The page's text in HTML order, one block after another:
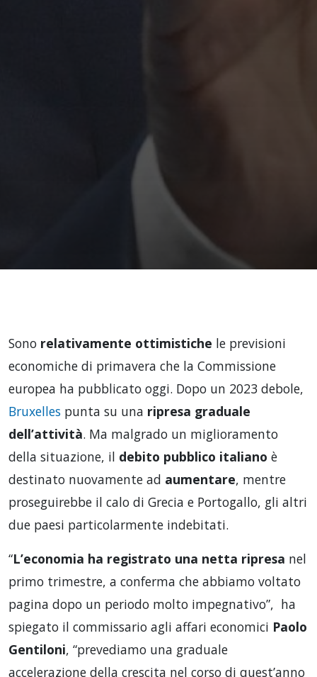
Sono relativamente ottimistiche le previsioni
economiche di primavera che la Commissione
europea ha pubblicato oggi. Dopo un 2023 debole,
Bruxelles punta su una ripresa graduale
dell’attività. Ma malgrado un miglioramento
della situazione, il debito pubblico italiano è
destinato nuovamente ad aumentare, mentre
proseguirebbe il calo di Grecia e Portogallo, gli altri
due paesi particolarmente indebitati.
“L’economia ha registrato una netta ripresa nel
primo trimestre, a conferma che abbiamo voltato
pagina dopo un periodo molto impegnativo”, ha
spiegato il commissario agli affari economici Paolo
Gentiloni, “prevediamo una graduale
accelerazione della crescita nel corso di quest’anno